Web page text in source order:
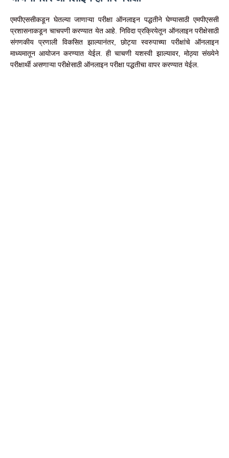
एमपीएससीकडून घेतल्या जाणाऱ्या परीक्षा ऑनलाइन पद्धतीने घेण्यासाठी एमपीएससी
प्रशासनाकडून चाचपणी करण्यात येत आहे. निविदा प्रक्रियेतून ऑनलाइन परीक्षेसाठी
संगणकीय प्रणाली विकसित झाल्यानंतर, छोट्या स्वरुपाच्या परीक्षांचे ऑनलाइन
माध्यमातून आयोजन करण्यात येईल. ही चाचणी यशस्वी झाल्यावर, मोठ्या संख्येने
परीक्षार्थी असणाऱ्या परीक्षेसाठी ऑनलाइन परीक्षा पद्धतीचा वापर करण्यात येईल.